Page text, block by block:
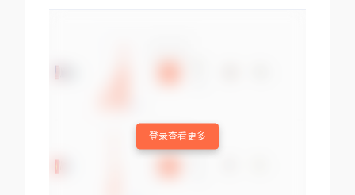
登录查看更多